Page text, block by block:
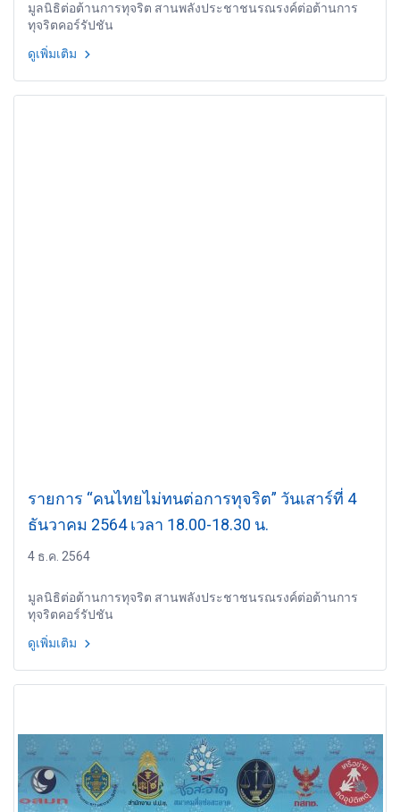
มูลนิธิต่อต้านการทุจริต สานพลังประชาชนรณรงค์ต่อต้านการ
ทุจริตคอร์รัปชัน
ดูเพิ่มเติม
รายการ “คนไทยไม่ทนต่อการทุจริต” วันเสาร์ที่ 4
ธันวาคม 2564 เวลา 18.00-18.30 น.
4 ธ.ค. 2564
มูลนิธิต่อต้านการทุจริต สานพลังประชาชนรณรงค์ต่อต้านการ
ทุจริตคอร์รัปชัน
ดูเพิ่มเติม